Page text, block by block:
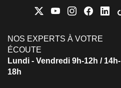
NOS EXPERTS À VOTRE
ÉCOUTE
Lundi - Vendredi 9h-12h / 14h-
18h